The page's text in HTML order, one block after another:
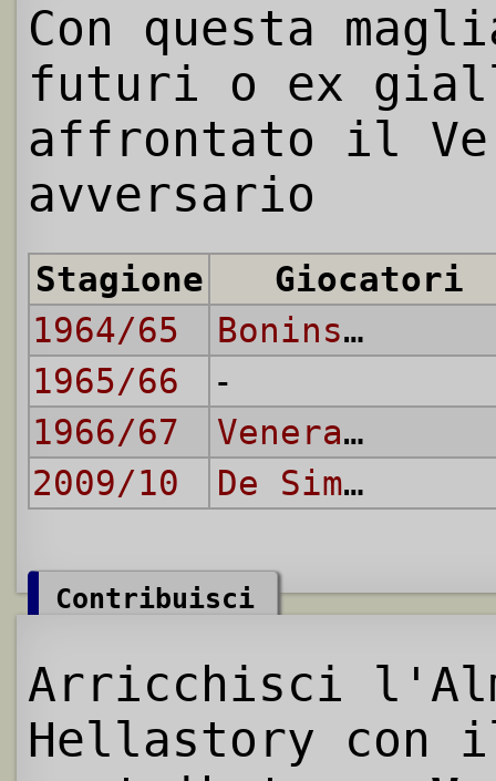
Con questa
futuri o ex
affrontato il
avversario
Stagione
Giocatori
1964/65
Boninsegna
1965/66
-
1966/67
Veneranda
2009/10
De Simone
Contribuisci
Arricchisci
Hellastory con